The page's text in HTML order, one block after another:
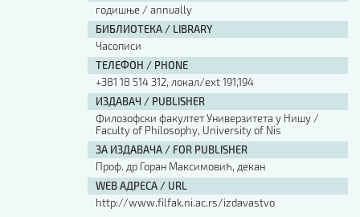
годишње / annually
БИБЛИОТЕКА / LIBRARY
Часописи
ТЕЛЕФОН / PHONE
+381 18 514 312, локал/ext 191,194
ИЗДАВАЧ / PUBLISHER
Филозофски факултет Универзитета у Нишу /
Faculty of Philosophy, University of Nis
ЗА ИЗДАВАЧА / FOR PUBLISHER
Проф. др Горан Максимовић, декан
WEB АДРЕСА / URL
http://www.filfak.ni.ac.rs/izdavastvo